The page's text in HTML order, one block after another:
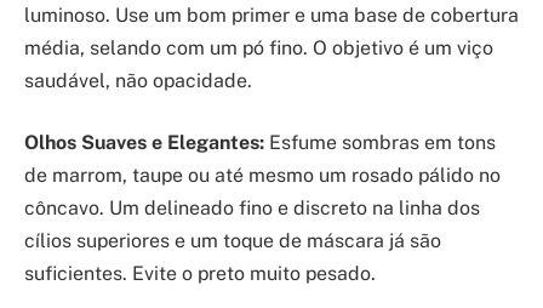
luminoso. Use um bom primer e uma base de cobertura
média, selando com um pó fino. O objetivo é um viço
saudável, não opacidade.
Olhos Suaves e Elegantes: Esfume sombras em tons
de marrom, taupe ou até mesmo um rosado pálido no
côncavo. Um delineado fino e discreto na linha dos
cílios superiores e um toque de máscara já são
suficientes. Evite o preto muito pesado.